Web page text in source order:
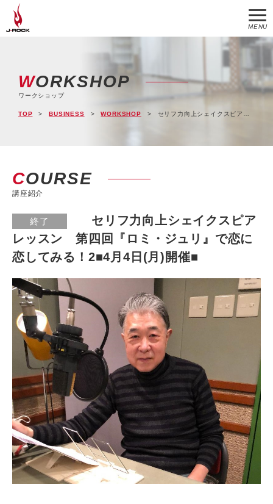
MENU
WORKSHOP
ワークショップ
TOP BUSINESS WORKSHOP セリフ力向上シェイクスピアレッスン 第四回『ロミ・ジュリ』で恋に恋してみる！2■4月4日(月)開催■
COURSE
講座紹介
終了
セリフ力向上シェイクスピア
レッスン 第四回『ロミ・ジュリ』で恋に
恋してみる！2■4月4日(月)開催■